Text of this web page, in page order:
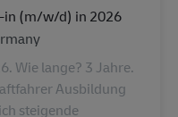
in (m/w/d) in 2026
Wie lange? 3 Jahre.
Ausbildung
steigende